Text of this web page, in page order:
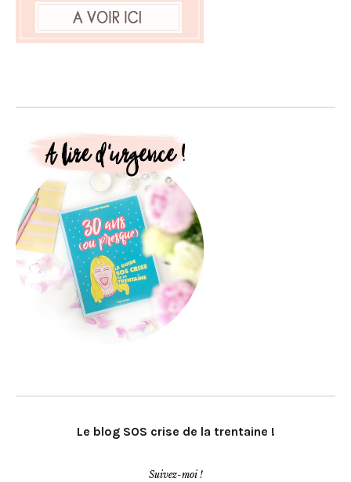
Le blog SOS crise de la trentaine !
Suivez-moi !